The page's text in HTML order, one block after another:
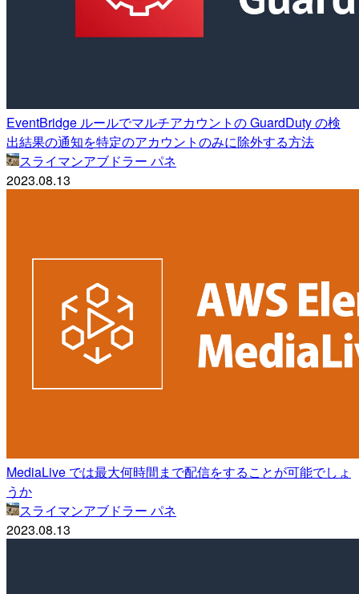
EventBridge ルールでマルチアカウントの GuardDuty の検
出結果の通知を特定のアカウントのみに除外する方法
スライマンアブドラー パネ
2023.08.13
MediaLive では最大何時間まで配信をすることが可能でしょ
うか
スライマンアブドラー パネ
2023.08.13